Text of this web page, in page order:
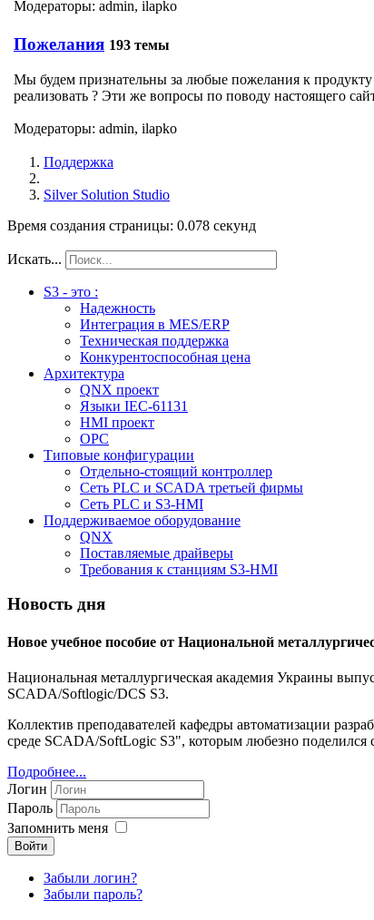
Модераторы: admin, ilapko
Пожелания 193 темы
Мы будем признательны за любые пожелания к продукту
реализовать ? Эти же вопросы по поводу настоящего
Модераторы: admin, ilapko
Поддержка
Silver Solution Studio
Время создания страницы: 0.078 секунд
Искать...
S3 - это :
Надежность
Интеграция в MES/ERP
Техническая поддержка
Конкурентоспособная цена
Архитектура
QNX проект
Языки IEC-61131
HMI проект
ОPC
Типовые конфигурации
Отдельно-стоящий контроллер
Сеть PLC и SCADA третьей фирмы
Сеть PLC и S3-HMI
Поддерживаемое оборудование
QNX
Поставляемые драйверы
Требования к станциям S3-HMI
Новость дня
Новое учебное пособие от Национальной
Национальная металлургическая академия Украины
SCADA/Softlogic/DCS S3.
Коллектив преподавателей кафедры автоматизации
среде SCADA/SoftLogic S3", которым любезно поделился
Подробнее...
Логин
Пароль
Запомнить меня
Войти
Забыли логин?
Забыли пароль?